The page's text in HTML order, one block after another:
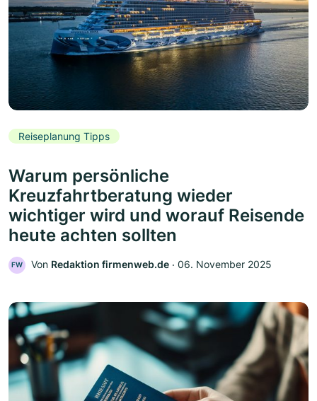
Reiseplanung Tipps
Warum persönliche
Kreuzfahrtberatung wieder
wichtiger wird und worauf Reisende
heute achten sollten
FW Von Redaktion firmenweb.de ‧ 06. November 2025